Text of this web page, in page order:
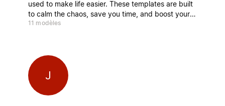
used to make life easier. These templates are built
to calm the chaos, save you time, and boost your
productivity. Easy to customize, simple to use—
11 modèles
J